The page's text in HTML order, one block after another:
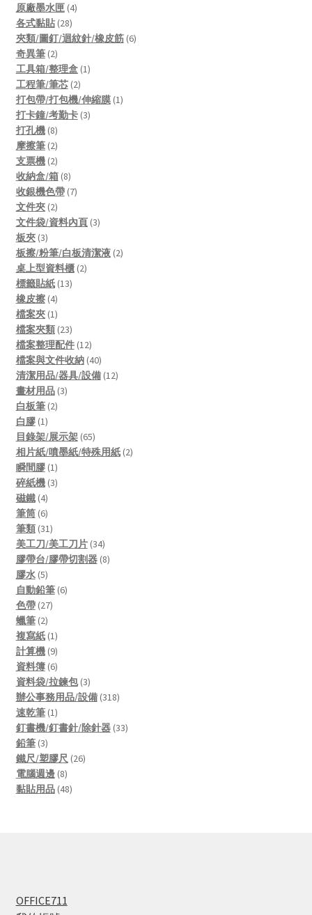
products
原廠墨水匣 44
各式黏貼 2828
products
夾類/圖釘/迴紋針/橡皮筋 66
奇異筆 22
products
工具箱/整理盒 11
工程筆/筆芯 22
products
打包帶/打包機/伸縮膜 11
打卡鐘/考勤卡 33
打孔機 88
products
摩擦筆 22
products
支票機 22
products
收納盒/箱 88
products
收銀機色帶 77
文件夾 22
products
文件袋/資料內頁 33
板夾 33
products
板擦/粉筆/白板清潔液 22
桌上型資料櫃 22
標籤貼紙 1313
橡皮擦 44
products
檔案夾 11
product
檔案夾類 2323
products
檔案整理配件 1212
products
檔案與文件收納 4040
products
清潔用品/器具/設備 1212
畫材用品 33
白板筆 22
白膠 11
product
目錄架/展示架 6565
products
相片紙/噴墨紙/特殊用紙 22
瞬間膠 11
product
碎紙機 33
磁鐵 44
products
筆筒 66
products
筆類 3131
products
美工刀/美工刀片 3434
products
膠帶台/膠帶切割器 88
膠水 55
products
自動鉛筆 66
色帶 2727
蠟筆 22
products
複寫紙 11
product
計算機 99
products
資料簿 66
products
資料袋/拉鍊包 33
products
辦公事務用品/設備 318318
速乾筆 11
product
釘書機/釘書針/除針器 3333
鉛筆 33
products
鐵尺/塑膠尺 2626
電腦週邊 88
products
黏貼用品 4848
OFFICE711